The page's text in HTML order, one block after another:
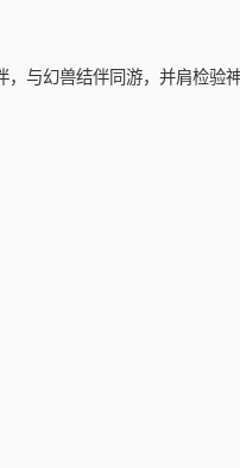
与幻兽结伴同游，并肩检验